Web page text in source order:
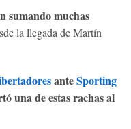
sumando muchas
la llegada de Martín
anteSporting
una de estas rachas al